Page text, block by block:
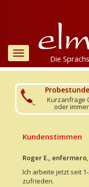
Toggle
navigation Die
Kurzanfrage
oder
Kundenstimmen
Roger E.,
Ich arbeite jetzt seit
zufrieden.